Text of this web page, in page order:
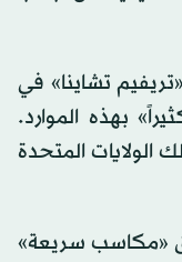
تشاينا» في
بهذه الموارد.
المتحدة
«مكاسب سريعة»